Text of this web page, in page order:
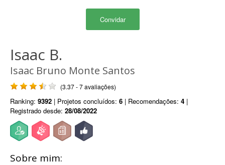
Convidar
Isaac B.
Isaac Bruno Monte Santos
(3.37 - 7 avaliações)
Ranking: 9392 | Projetos concluídos: 6 | Recomendações: 4 |
Registrado desde: 28/08/2022
Sobre mim: